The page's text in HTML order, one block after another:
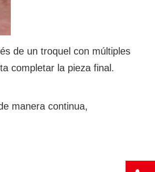
de un troquel con múltiples
completar la pieza final.
manera continua,